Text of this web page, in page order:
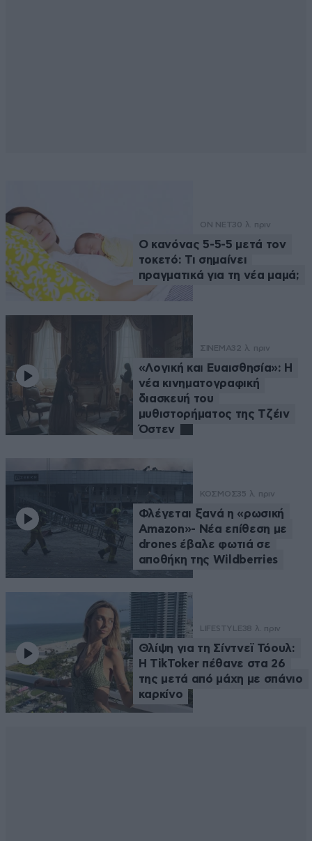
ON NET30 λ. πριν
Ο κανόνας 5-5-5 μετά τον
τοκετό: Τι σημαίνει
πραγματικά για τη νέα μαμά;
ΣΙΝΕΜΑ32 λ. πριν
«Λογική και Ευαισθησία»: Η
νέα κινηματογραφική
διασκευή του
μυθιστορήματος της Τζέιν
Όστεν
ΚΟΣΜΟΣ35 λ. πριν
Φλέγεται ξανά η «ρωσική
Amazon»- Νέα επίθεση με
drones έβαλε φωτιά σε
αποθήκη της Wildberries
LIFESTYLE38 λ. πριν
Θλίψη για τη Σίντνεϊ Τόουλ:
Η TikToker πέθανε στα 26
της μετά από μάχη με σπάνιο
καρκίνο